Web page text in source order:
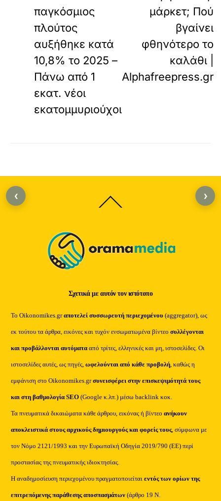
παγκόσμιος
πλούτος
αυξήθηκε κατά
10,8% το 2025 –
Πάνω από 1
εκατ. νέοι
εκατομμυριούχοι
μάρκετ; Πού
βγαίνει
φθηνότερο το
καλάθι |
Alphafreepress.gr
Back
To
Σχετικά με αυτόν τον ιστότοπο
Το Oikonomikes.grαποτελεί συσσωρευτή περιεχομένου (aggregator), ως
εκ τούτου τα άρθρα, εικόνες και τυχόν ενσωματωμένα βίντεοσυλλέγονται
και προβάλλονται αυτόματααπό τρίτες, ελληνικές και μη, ιστοσελίδες. Οι
ιστοσελίδες αυτές, ως πηγές,ωφελούνται από κάθε προβολή, καθώς η
εμφάνιση στο Oikonomikes.grσυνεισφέρει στην επισκεψιμότητά τους
και στη βαθμολογία SEO (Google κ.λπ.) μέσω backlink κοκ.
Τα πνευματικά δικαιώματα κάθε άρθρου, εικόνας ή βίντεοανήκουν
αποκλειστικά στους αρχικούς δημιουργούς και φορείς τους, σύμφωνα με
τον Νόμο 2121/1993 και την Ευρωπαϊκή Οδηγία 2019/790 (ΕΕ) περί
προστασίας της πνευματικής ιδιοκτησίας.
Η αναδημοσίευση περιεχομένου πραγματοποιείταιεντός των ορίων της
επιτρεπόμενης παράθεσης αποσπασμάτων (άρθρο 19 Ν.
‹ ›